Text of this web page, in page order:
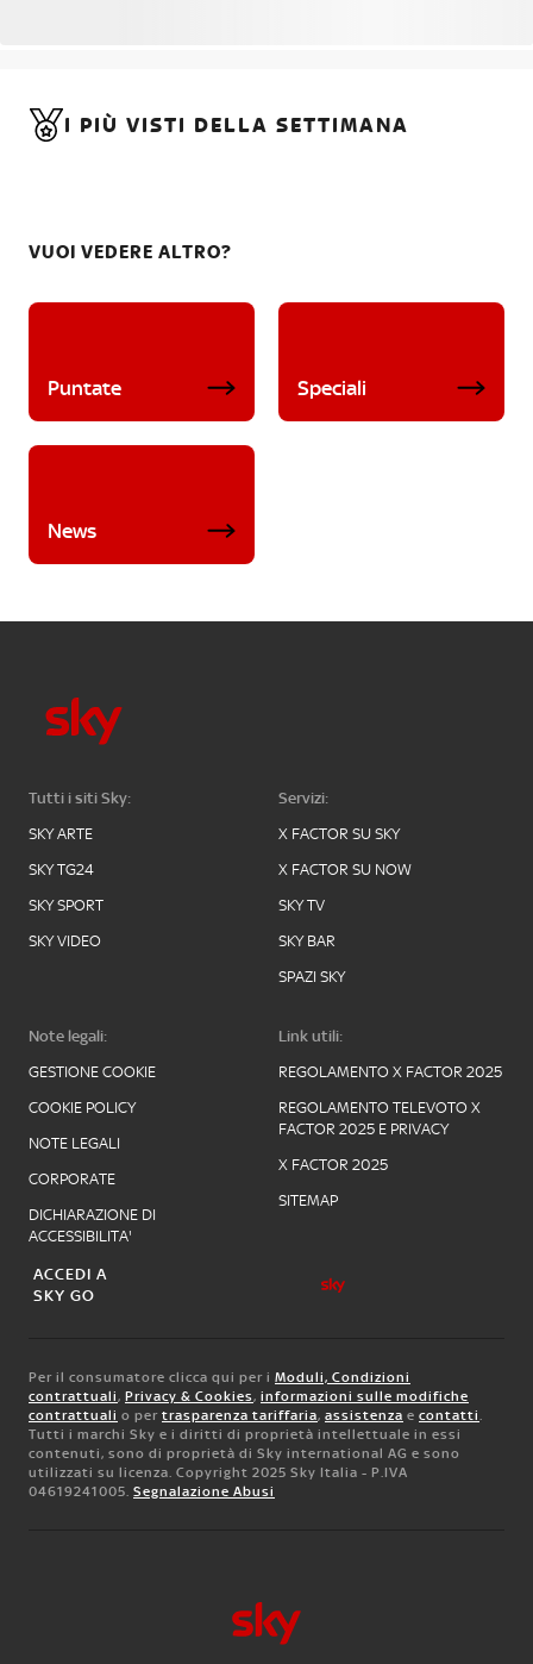
I PIÙ VISTI DELLA SETTIMANA
VUOI VEDERE ALTRO?
Puntate Speciali
News
Tutti i siti Sky:
SKY ARTE
SKY TG24
SKY SPORT
SKY VIDEO
Servizi:
X FACTOR SU SKY
X FACTOR SU NOW
SKY TV
SKY BAR
SPAZI SKY
Note legali:
GESTIONE COOKIE
COOKIE POLICY
NOTE LEGALI
CORPORATE
DICHIARAZIONE DI
ACCESSIBILITA'
Link utili:
REGOLAMENTO X FACTOR 2025
REGOLAMENTO TELEVOTO X
FACTOR 2025 E PRIVACY
X FACTOR 2025
SITEMAP
ACCEDI A
SKY GO
Per il consumatore clicca qui per i Moduli, Condizioni
contrattuali, Privacy & Cookies, informazioni sulle modifiche
contrattuali o per trasparenza tariffaria, assistenza e contatti.
Tutti i marchi Sky e i diritti di proprietà intellettuale in essi
contenuti, sono di proprietà di Sky international AG e sono
utilizzati su licenza. Copyright 2025 Sky Italia - P.IVA
04619241005. Segnalazione Abusi